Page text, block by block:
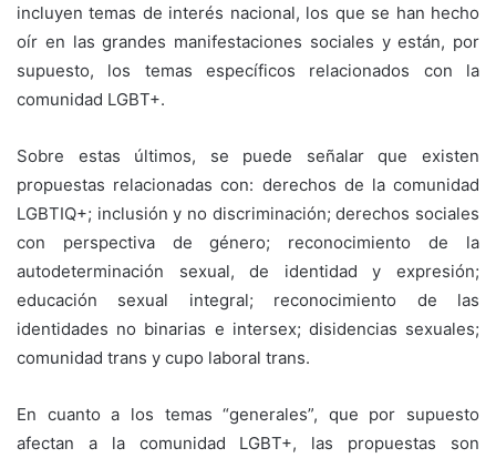
incluyen temas de interés nacional, los que se han hecho
oír en las grandes manifestaciones sociales y están, por
supuesto, los temas específicos relacionados con la
comunidad LGBT+.
Sobre estas últimos, se puede señalar que existen
propuestas relacionadas con: derechos de la comunidad
LGBTIQ+; inclusión y no discriminación; derechos sociales
con perspectiva de género; reconocimiento de la
autodeterminación sexual, de identidad y expresión;
educación sexual integral; reconocimiento de las
identidades no binarias e intersex; disidencias sexuales;
comunidad trans y cupo laboral trans.
En cuanto a los temas “generales”, que por supuesto
afectan a la comunidad LGBT+, las propuestas son